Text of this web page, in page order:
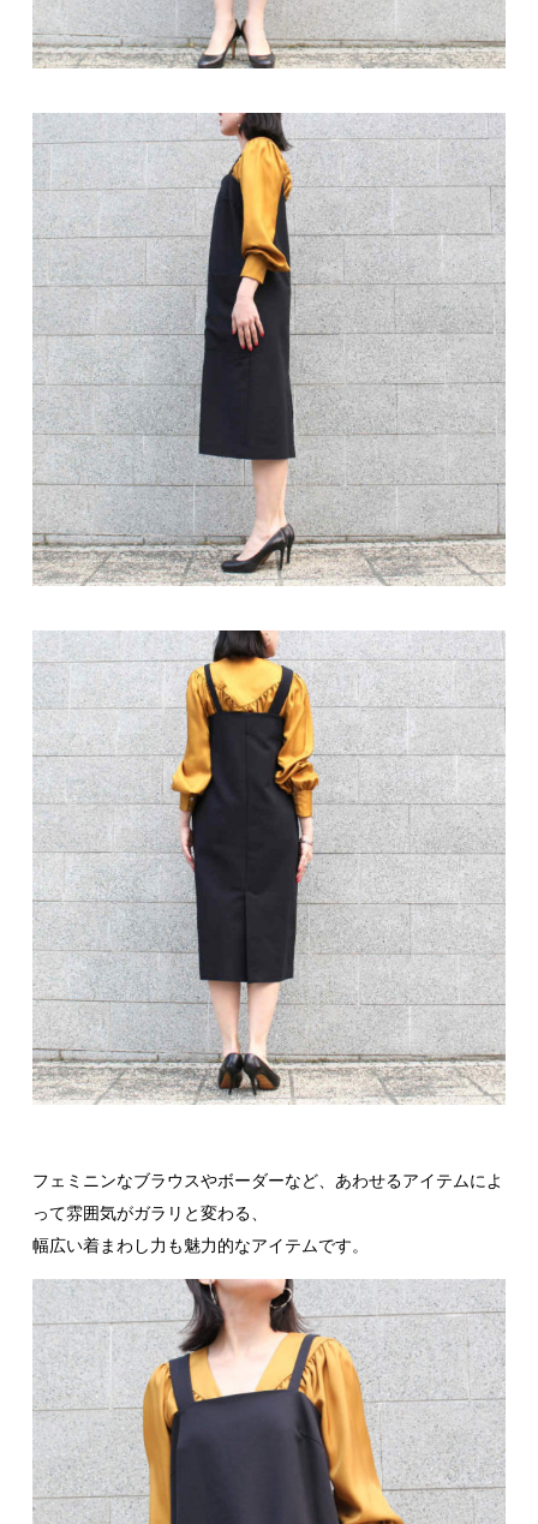
フェミニンなブラウスやボーダーなど、あわせるアイテムによ
って雰囲気がガラリと変わる、
幅広い着まわし力も魅力的なアイテムです。